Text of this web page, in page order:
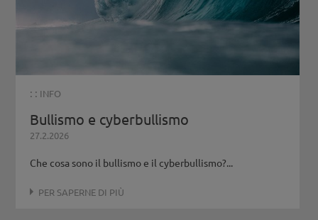
: : INFO
Bullismo e cyberbullismo
27.2.2026
Che cosa sono il bullismo e il cyberbullismo?...
PER SAPERNE DI PIÙ